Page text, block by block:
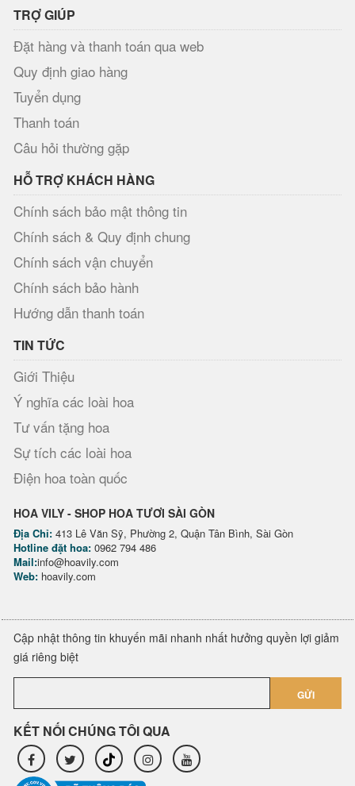
TRỢ GIÚP
Đặt hàng và thanh toán qua web
Quy định giao hàng
Tuyển dụng
Thanh toán
Câu hỏi thường gặp
HỖ TRỢ KHÁCH HÀNG
Chính sách bảo mật thông tin
Chính sách & Quy định chung
Chính sách vận chuyển
Chính sách bảo hành
Hướng dẫn thanh toán
TIN TỨC
Giới Thiệu
Ý nghĩa các loài hoa
Tư vấn tặng hoa
Sự tích các loài hoa
Điện hoa toàn quốc
HOA VILY - SHOP HOA TƯƠI SÀI GÒN
Địa Chỉ: 413 Lê Văn Sỹ, Phường 2, Quận Tân Bình, Sài Gòn
Hotline đặt hoa: 0962 794 486
Mail:info@hoavily.com
Web: hoavily.com
Cập nhật thông tin khuyến mãi nhanh nhất hưởng quyền lợi giảm
giá riêng biệt
GỬI
KẾT NỐI CHÚNG TÔI QUA